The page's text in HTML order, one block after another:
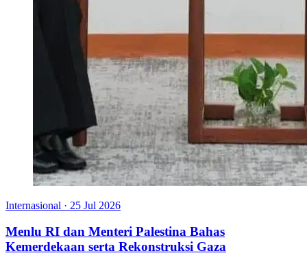
Internasional · 25 Jul 2026
Menlu RI dan Menteri Palestina Bahas
Kemerdekaan serta Rekonstruksi Gaza